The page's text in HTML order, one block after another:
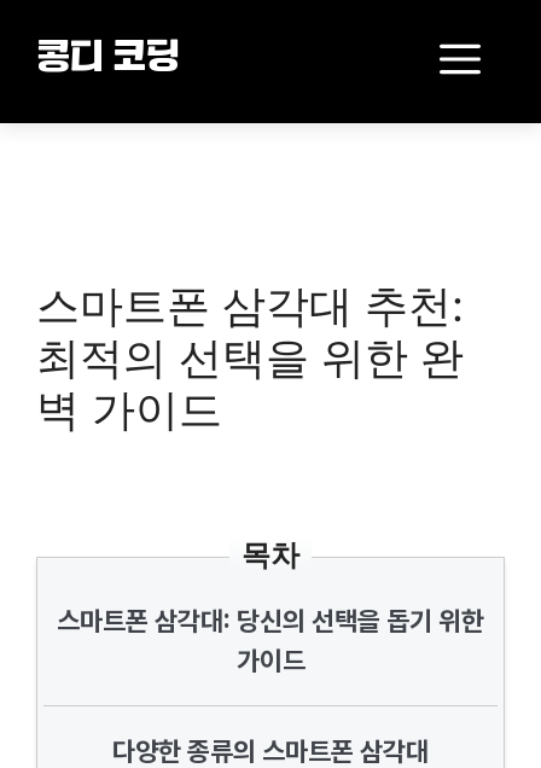
content콩디 코딩
스마트폰 삼각대 추천:
최적의 선택을 위한 완
벽 가이드
목차
스마트폰 삼각대: 당신의 선택을 돕기 위한
가이드
다양한 종류의 스마트폰 삼각대